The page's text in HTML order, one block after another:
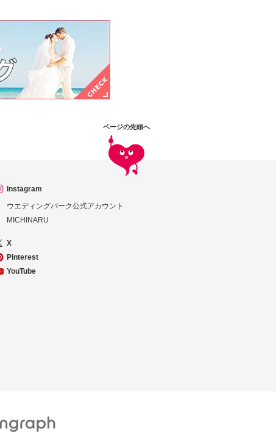
Instagram
ウエディングパーク公式アカウント
MICHINARU
X
Pinterest
YouTube
ページの先頭へ